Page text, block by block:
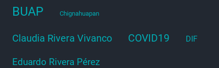
BUAP Chignahuapan
Claudia Rivera Vivanco COVID19 DIF
Eduardo Rivera Pérez